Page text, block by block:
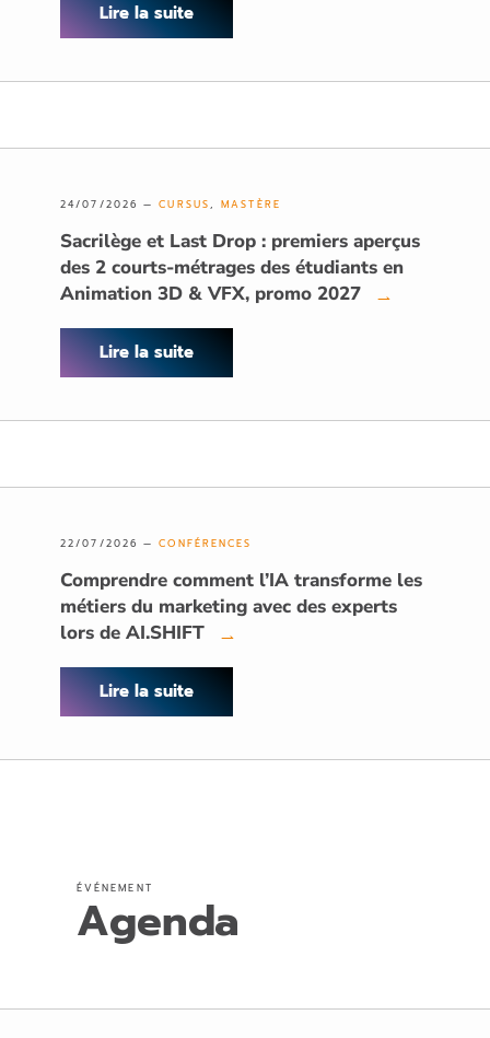
Lire la suite
24/07/2026 —CURSUS,MASTÈRE
Sacrilège et Last Drop : premiers aperçus
des 2 courts-métrages des étudiants en
Animation 3D & VFX, promo 2027
→
Lire la suite
22/07/2026 —CONFÉRENCES
Comprendre comment l’IA transforme les
métiers du marketing avec des experts
lors de AI.SHIFT
→
Lire la suite
ÉVÉNEMENT
Agenda